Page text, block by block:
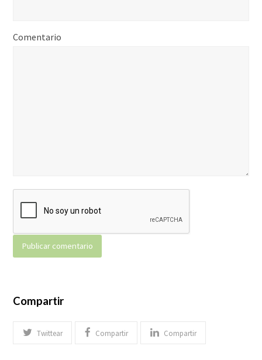
Comentario
Compartir
Twittear Compartir Compartir